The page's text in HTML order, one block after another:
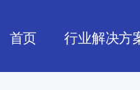
首页 行业解决方